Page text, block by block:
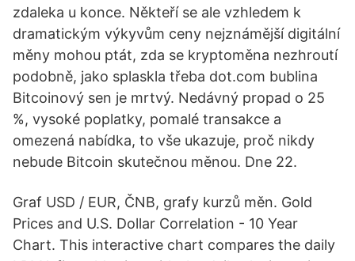
zdaleka u konce. Někteří se ale vzhledem k
dramatickým výkyvům ceny nejznámější digitální
měny mohou ptát, zda se kryptoměna nezhroutí
podobně, jako splaskla třeba dot.com bublina
Bitcoinový sen je mrtvý. Nedávný propad o 25
%, vysoké poplatky, pomalé transakce a
omezená nabídka, to vše ukazuje, proč nikdy
nebude Bitcoin skutečnou měnou. Dne 22.
Graf USD / EUR, ČNB, grafy kurzů měn. Gold
Prices and U.S. Dollar Correlation - 10 Year
Chart. This interactive chart compares the daily